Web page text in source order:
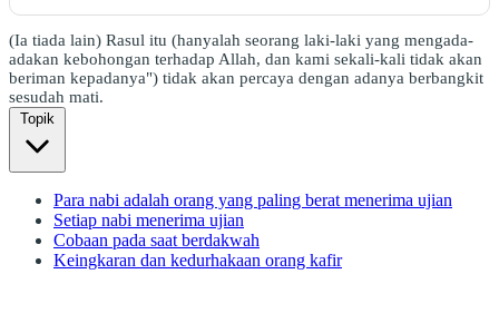
(Ia tiada lain) Rasul itu (hanyalah seorang laki-laki yang mengada-
adakan kebohongan terhadap Allah, dan kami sekali-kali tidak akan
beriman kepadanya") tidak akan percaya dengan adanya berbangkit
sesudah mati.
Topik
Para nabi adalah orang yang paling berat menerima ujian
Setiap nabi menerima ujian
Cobaan pada saat berdakwah
Keingkaran dan kedurhakaan orang kafir